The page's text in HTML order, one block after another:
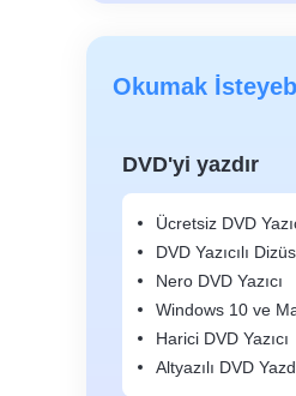
Okumak
DVD'yi yazdır
Ücretsiz DVD
DVD Yazıcılı
Nero DVD Yazıcı
Windows 10 ve
Harici DVD Yazıcı
Altyazılı DVD